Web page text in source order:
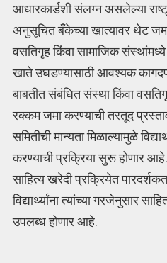
आधारकार्डशी संलग्न असलेल्या
अनुसूचित बँकेच्या खात्यावर थेट
वसतिगृह किंवा सामाजिक
खाते उघडण्यासाठी आवश्यक
बाबतीत संबंधित संस्था किंवा
रक्कम जमा करण्याची तरतूद
समितीची मान्यता मिळाल्यामुळे
करण्याची प्रक्रिया सुरू होणार
साहित्य खरेदी प्रक्रियेत
विद्यार्थ्यांना त्यांच्या गरजेनुसार
उपलब्ध होणार आहे.